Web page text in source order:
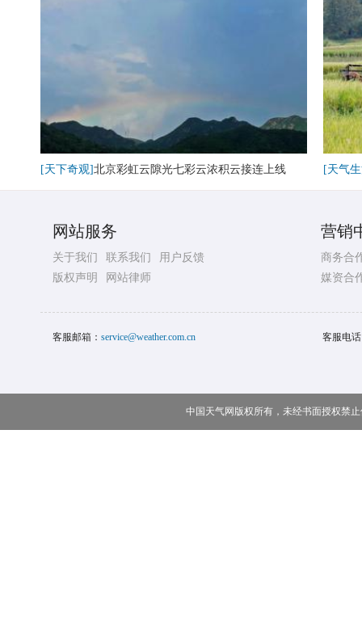
[天下奇观]北京彩虹云隙光七彩云浓积云接连上线 [天气
网站服务
关于我们 联系我们
用户反馈
版权声明
网站律师
营销
商务合
媒资合
客服邮箱： service@weather.com.cn 客服电
中国天气网版权所有，未经书面授权